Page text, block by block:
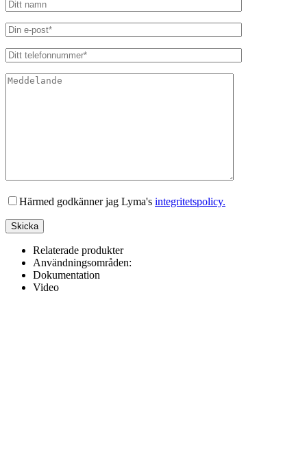
Lämna detta fält tomt.
Härmed godkänner jag Lyma's integritetspolicy.
Relaterade produkter
Användningsområden:
Dokumentation
Video